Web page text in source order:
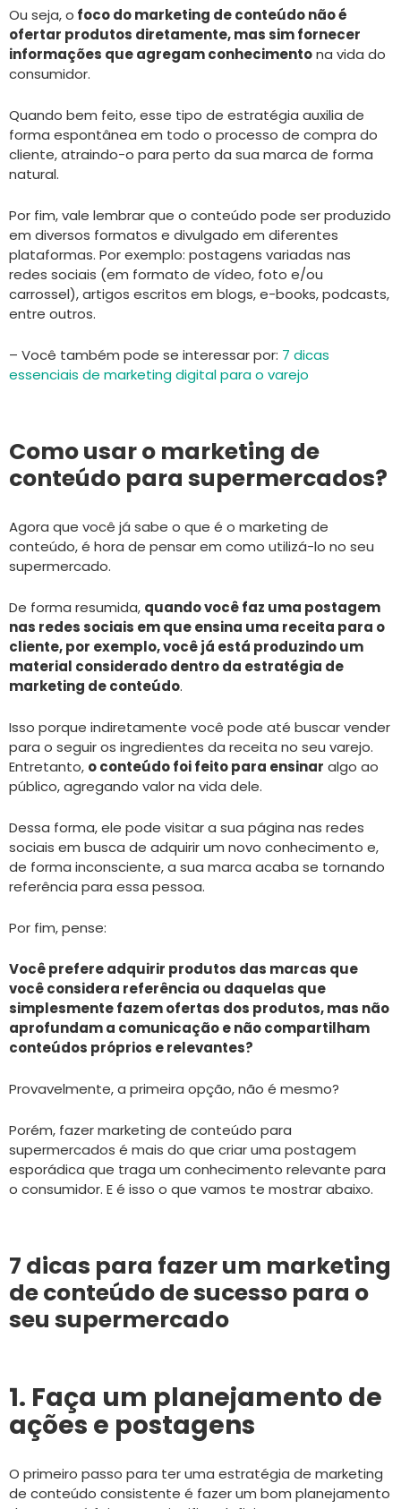
Ou seja, o foco do marketing de conteúdo não é
ofertar produtos diretamente, mas sim fornecer
informações que agregam conhecimentona vida do
consumidor.
Quando bem feito, esse tipo de estratégia auxilia de
forma espontânea em todo o processo de compra do
cliente, atraindo-o para perto da sua marca de forma
natural.
Por fim, vale lembrar que o conteúdo pode ser produzido
em diversos formatos e divulgado em diferentes
plataformas. Por exemplo: postagens variadas nas
redes sociais (em formato de vídeo, foto e/ou
carrossel), artigos escritos em blogs, e-books, podcasts,
entre outros.
– Você também pode se interessar por: 7 dicas
essenciais de marketing digital para o varejo
Como usar o marketing de
conteúdo para supermercados?
Agora que você já sabe o que é o marketing de
conteúdo, é hora de pensar em como utilizá-lo no seu
supermercado.
De forma resumida, quando você faz uma postagem
nas redes sociais em que ensina uma receita para o
cliente, por exemplo, você já está produzindo um
material considerado dentro da estratégia de
marketing de conteúdo.
Isso porque indiretamente você pode até buscar vender
para o seguir os ingredientes da receita no seu varejo.
Entretanto, o conteúdo foi feito para ensinar algo ao
público, agregando valor na vida dele.
Dessa forma, ele pode visitar a sua página nas redes
sociais em busca de adquirir um novo conhecimento e,
de forma inconsciente, a sua marca acaba se tornando
referência para essa pessoa.
Por fim, pense:
Você prefere adquirir produtos das marcas que
você considera referência ou daquelas que
simplesmente fazem ofertas dos produtos, mas não
aprofundam a comunicação e não compartilham
conteúdos próprios e relevantes?
Provavelmente, a primeira opção, não é mesmo?
Porém, fazer marketing de conteúdo para
supermercados é mais do que criar uma postagem
esporádica que traga um conhecimento relevante para
o consumidor. E é isso o que vamos te mostrar abaixo.
7 dicas para fazer um marketing
de conteúdo de sucesso para o
seu supermercado
1. Faça um planejamento de
ações e postagens
O primeiro passo para ter uma estratégia de marketing
de conteúdo consistente é fazer um bom planejamento